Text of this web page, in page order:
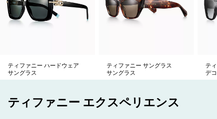
ティファニー ハードウェア
サングラス
ティファニー サングラス
サングラス
テ
デ
ティファニー エクスペリエンス